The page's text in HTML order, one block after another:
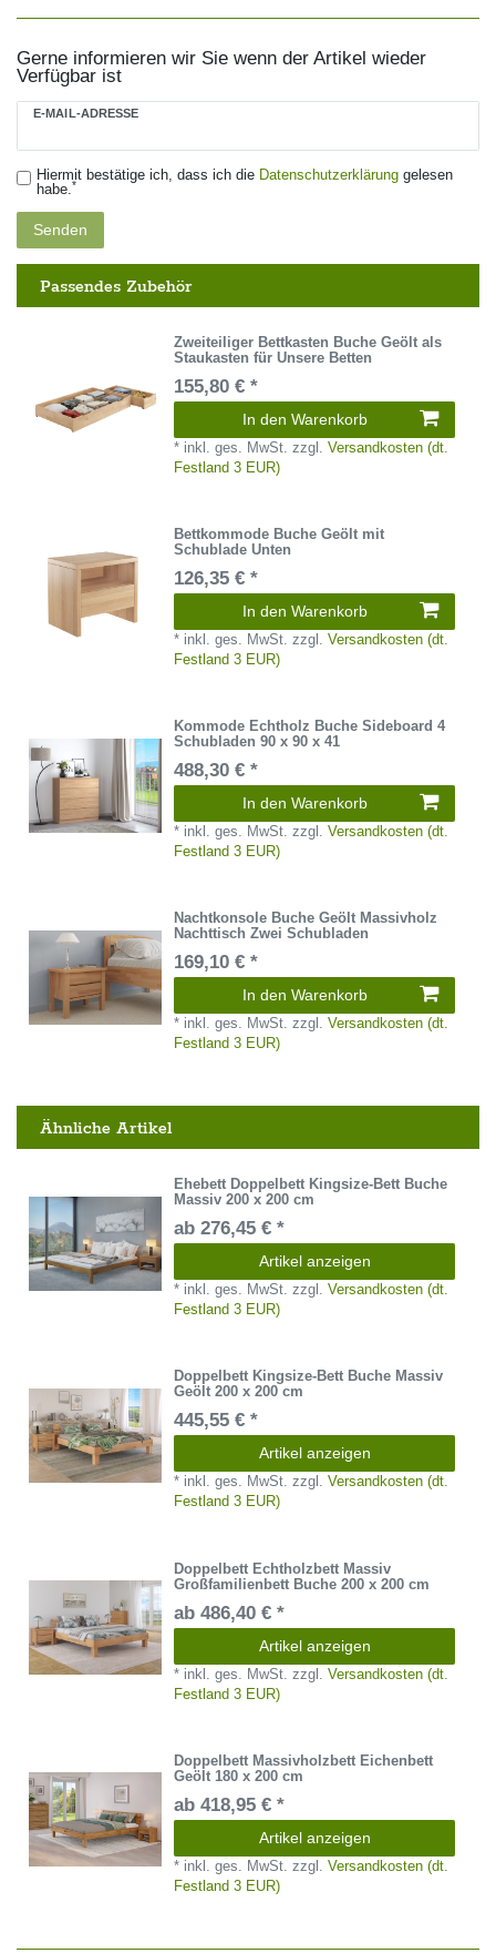
Gerne informieren wir Sie wenn der Artikel wieder
Verfügbar ist
E-MAIL-ADRESSE
Hiermit bestätige ich, dass ich die Daten­schutz­erklärunggelesen
habe. *
Senden
Passendes Zubehör
Zweiteiliger Bettkasten Buche Geölt als
Staukasten für Unsere Betten
155,80 € *
In den Warenkorb
* inkl. ges. MwSt. zzgl.Versandkosten (dt.
Festland 3 EUR)
Bettkommode Buche Geölt mit
Schublade Unten
126,35 € *
In den Warenkorb
* inkl. ges. MwSt. zzgl.Versandkosten (dt.
Festland 3 EUR)
Kommode Echtholz Buche Sideboard 4
Schubladen 90 x 90 x 41
488,30 € *
In den Warenkorb
* inkl. ges. MwSt. zzgl.Versandkosten (dt.
Festland 3 EUR)
Nachtkonsole Buche Geölt Massivholz
Nachttisch Zwei Schubladen
169,10 € *
In den Warenkorb
* inkl. ges. MwSt. zzgl.Versandkosten (dt.
Festland 3 EUR)
Ähnliche Artikel
Ehebett Doppelbett Kingsize-Bett Buche
Massiv 200 x 200 cm
ab 276,45 € *
Artikel anzeigen
* inkl. ges. MwSt. zzgl.Versandkosten (dt.
Festland 3 EUR)
Doppelbett Kingsize-Bett Buche Massiv
Geölt 200 x 200 cm
445,55 € *
Artikel anzeigen
* inkl. ges. MwSt. zzgl.Versandkosten (dt.
Festland 3 EUR)
Doppelbett Echtholzbett Massiv
Großfamilienbett Buche 200 x 200 cm
ab 486,40 € *
Artikel anzeigen
* inkl. ges. MwSt. zzgl.Versandkosten (dt.
Festland 3 EUR)
Doppelbett Massivholzbett Eichenbett
Geölt 180 x 200 cm
ab 418,95 € *
Artikel anzeigen
* inkl. ges. MwSt. zzgl.Versandkosten (dt.
Festland 3 EUR)